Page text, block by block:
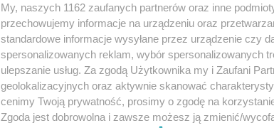
My, naszych 1162 zaufanych partnerów oraz inne
przechowujemy informacje na urządzeniu oraz
standardowe informacje wysyłane przez urządzenie czy
spersonalizowanych reklam, wybór spersonalizowanych
ulepszanie usług. Za zgodą Użytkownika my i Zaufani
geolokalizacyjnych oraz aktywnie skanować
cenimy Twoją prywatność, prosimy o zgodę na
Zgoda jest dobrowolna i zawsze możesz ją zmienić/